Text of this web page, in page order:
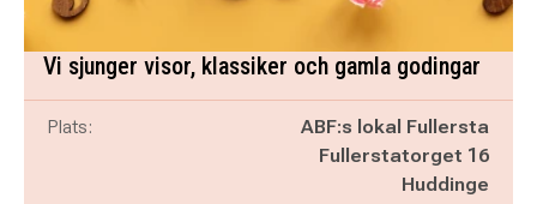
Vi sjunger visor, klassiker och gamla godingar
Plats:
ABF:s lokal Fullersta
Fullerstatorget 16
Huddinge